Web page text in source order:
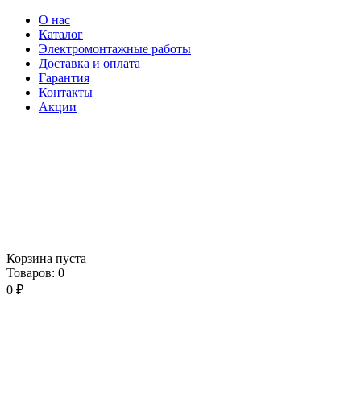
О нас
Каталог
Электромонтажные работы
Доставка и оплата
Гарантия
Контакты
Акции
Корзина пуста
Товаров: 0
0 ₽